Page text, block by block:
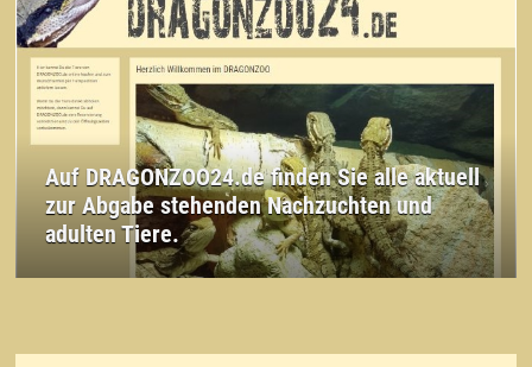
Auf DRAGONZOO24.de finden Sie alle aktuell
zur Abgabe stehenden Nachzuchten und
adulten Tiere.